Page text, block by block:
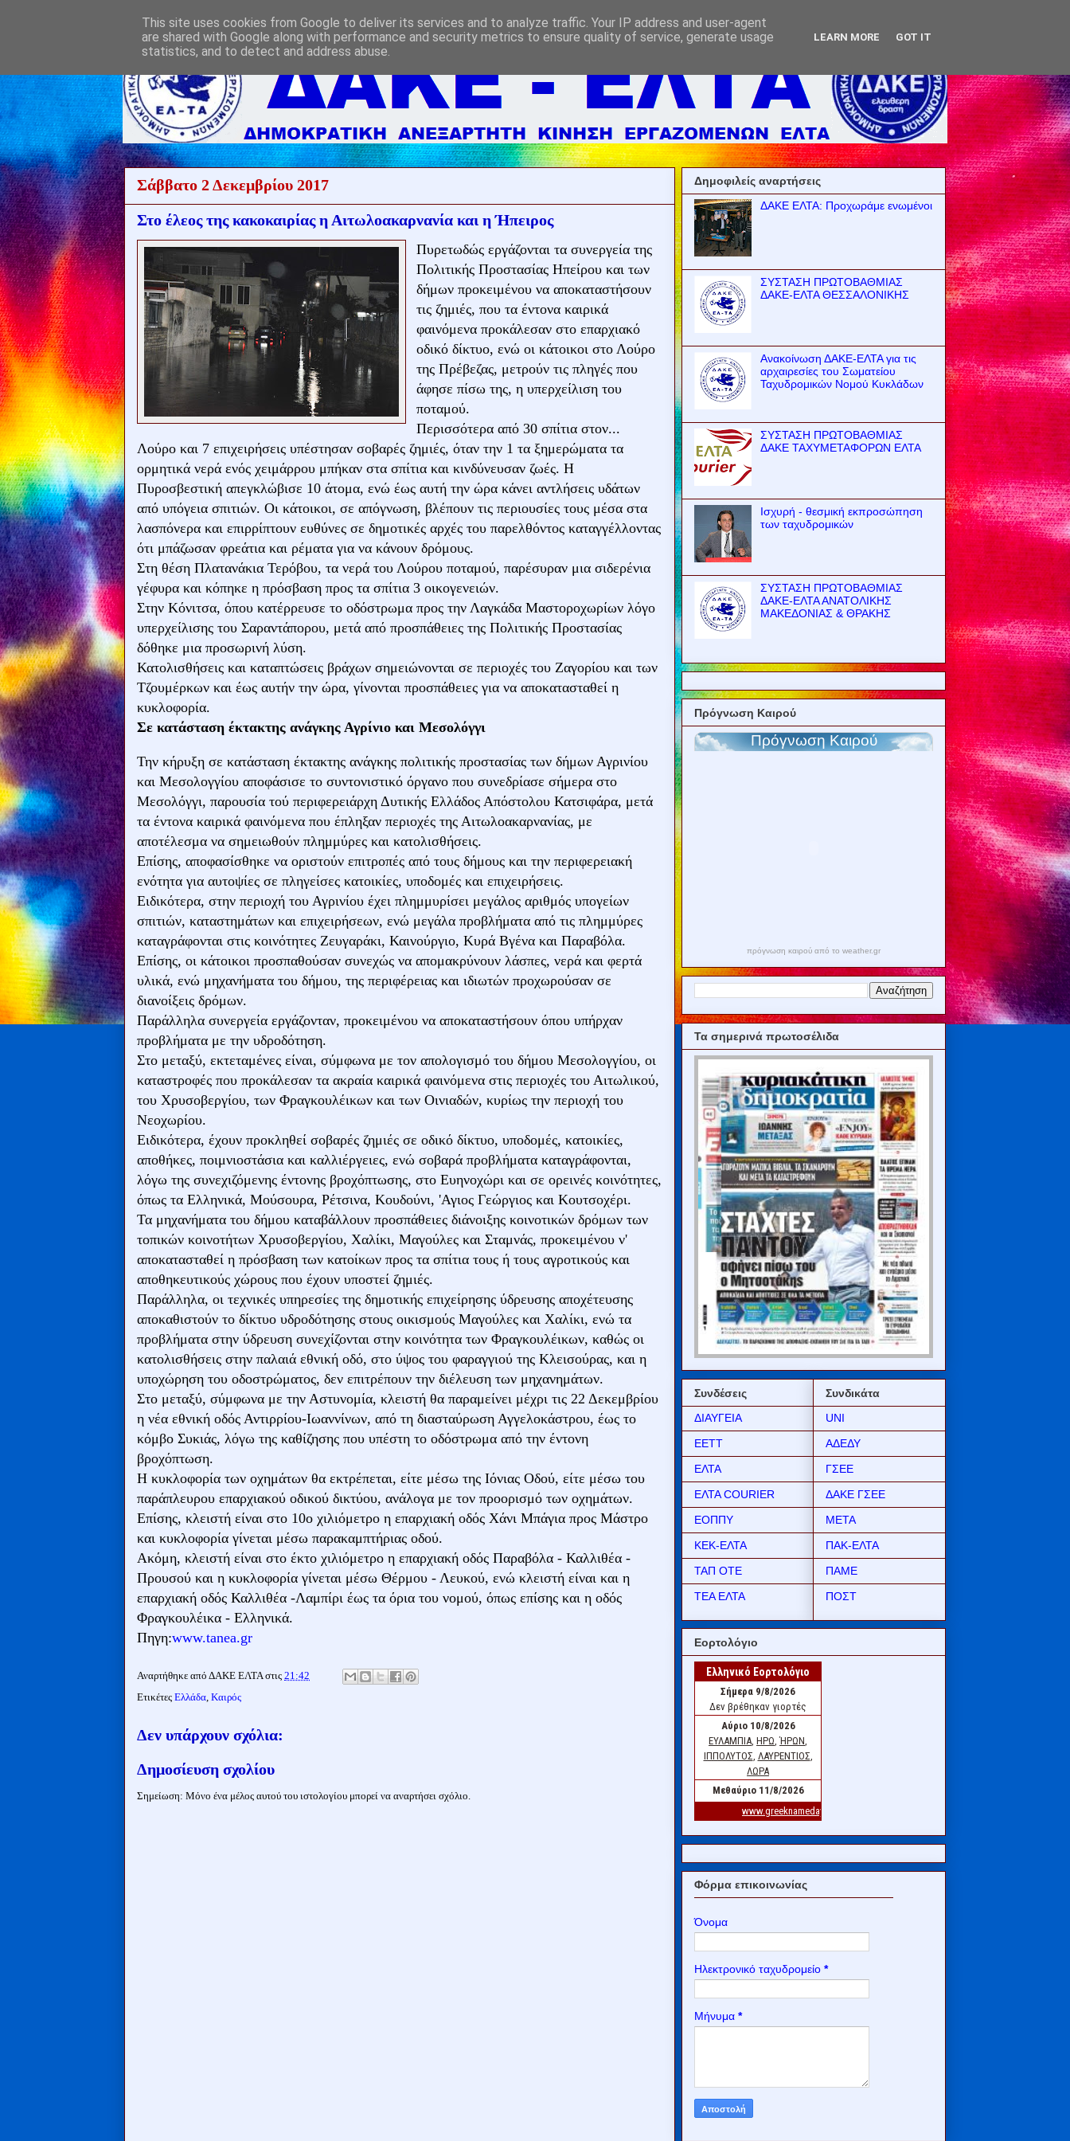
Σάββατο 2 Δεκεμβρίου 2017
Στο έλεος της κακοκαιρίας η Αιτωλοακαρνανία και η Ήπειρος
Πυρετωδώς εργάζονται τα συνεργεία της
Πολιτικής Προστασίας Ηπείρου και των
δήμων προκειμένου να αποκαταστήσουν
τις ζημιές, που τα έντονα καιρικά
φαινόμενα προκάλεσαν στο επαρχιακό
οδικό δίκτυο, ενώ οι κάτοικοι στο Λούρο
της Πρέβεζας, μετρούν τις πληγές που
άφησε πίσω της, η υπερχείλιση του
ποταμού.
Περισσότερα από 30 σπίτια στον...
Λούρο και 7 επιχειρήσεις υπέστησαν σοβαρές ζημιές, όταν την 1 τα ξημερώματα τα
ορμητικά νερά ενός χειμάρρου μπήκαν στα σπίτια και κινδύνευσαν ζωές. Η
Πυροσβεστική απεγκλώβισε 10 άτομα, ενώ έως αυτή την ώρα κάνει αντλήσεις υδάτων
από υπόγεια σπιτιών. Οι κάτοικοι, σε απόγνωση, βλέπουν τις περιουσίες τους μέσα στα
λασπόνερα και επιρρίπτουν ευθύνες σε δημοτικές αρχές του παρελθόντος καταγγέλλοντας
ότι μπάζωσαν φρεάτια και ρέματα για να κάνουν δρόμους.
Στη θέση Πλατανάκια Τερόβου, τα νερά του Λούρου ποταμού, παρέσυραν μια σιδερένια
γέφυρα και κόπηκε η πρόσβαση προς τα σπίτια 3 οικογενειών.
Στην Κόνιτσα, όπου κατέρρευσε το οδόστρωμα προς την Λαγκάδα Μαστοροχωρίων λόγο
υπερχείλισης του Σαραντάπορου, μετά από προσπάθειες της Πολιτικής Προστασίας
δόθηκε μια προσωρινή λύση.
Κατολισθήσεις και καταπτώσεις βράχων σημειώνονται σε περιοχές του Ζαγορίου και των
Τζουμέρκων και έως αυτήν την ώρα, γίνονται προσπάθειες για να αποκατασταθεί η
κυκλοφορία.
Σε κατάσταση έκτακτης ανάγκης Αγρίνιο και Μεσολόγγι
Την κήρυξη σε κατάσταση έκτακτης ανάγκης πολιτικής προστασίας των δήμων Αγρινίου
και Μεσολογγίου αποφάσισε το συντονιστικό όργανο που συνεδρίασε σήμερα στο
Μεσολόγγι, παρουσία τού περιφερειάρχη Δυτικής Ελλάδος Απόστολου Κατσιφάρα, μετά
τα έντονα καιρικά φαινόμενα που έπληξαν περιοχές της Αιτωλοακαρνανίας, με
αποτέλεσμα να σημειωθούν πλημμύρες και κατολισθήσεις.
Επίσης, αποφασίσθηκε να οριστούν επιτροπές από τους δήμους και την περιφερειακή
ενότητα για αυτοψίες σε πληγείσες κατοικίες, υποδομές και επιχειρήσεις.
Ειδικότερα, στην περιοχή του Αγρινίου έχει πλημμυρίσει μεγάλος αριθμός υπογείων
σπιτιών, καταστημάτων και επιχειρήσεων, ενώ μεγάλα προβλήματα από τις πλημμύρες
καταγράφονται στις κοινότητες Ζευγαράκι, Καινούργιο, Κυρά Βγένα και Παραβόλα.
Επίσης, οι κάτοικοι προσπαθούσαν συνεχώς να απομακρύνουν λάσπες, νερά και φερτά
υλικά, ενώ μηχανήματα του δήμου, της περιφέρειας και ιδιωτών προχωρούσαν σε
διανοίξεις δρόμων.
Παράλληλα συνεργεία εργάζονταν, προκειμένου να αποκαταστήσουν όπου υπήρχαν
προβλήματα με την υδροδότηση.
Στο μεταξύ, εκτεταμένες είναι, σύμφωνα με τον απολογισμό του δήμου Μεσολογγίου, οι
καταστροφές που προκάλεσαν τα ακραία καιρικά φαινόμενα στις περιοχές του Αιτωλικού,
του Χρυσοβεργίου, των Φραγκουλέικων και των Οινιαδών, κυρίως την περιοχή του
Νεοχωρίου.
Ειδικότερα, έχουν προκληθεί σοβαρές ζημιές σε οδικό δίκτυο, υποδομές, κατοικίες,
αποθήκες, ποιμνιοστάσια και καλλιέργειες, ενώ σοβαρά προβλήματα καταγράφονται,
λόγω της συνεχιζόμενης έντονης βροχόπτωσης, στο Ευηνοχώρι και σε ορεινές κοινότητες,
όπως τα Ελληνικά, Μούσουρα, Ρέτσινα, Κουδούνι, 'Αγιος Γεώργιος και Κουτσοχέρι.
Τα μηχανήματα του δήμου καταβάλλουν προσπάθειες διάνοιξης κοινοτικών δρόμων των
τοπικών κοινοτήτων Χρυσοβεργίου, Χαλίκι, Μαγούλες και Σταμνάς, προκειμένου ν'
αποκατασταθεί η πρόσβαση των κατοίκων προς τα σπίτια τους ή τους αγροτικούς και
αποθηκευτικούς χώρους που έχουν υποστεί ζημιές.
Παράλληλα, οι τεχνικές υπηρεσίες της δημοτικής επιχείρησης ύδρευσης αποχέτευσης
αποκαθιστούν το δίκτυο υδροδότησης στους οικισμούς Μαγούλες και Χαλίκι, ενώ τα
προβλήματα στην ύδρευση συνεχίζονται στην κοινότητα των Φραγκουλέικων, καθώς οι
κατολισθήσεις στην παλαιά εθνική οδό, στο ύψος του φαραγγιού της Κλεισούρας, και η
υποχώρηση του οδοστρώματος, δεν επιτρέπουν την διέλευση των μηχανημάτων.
Στο μεταξύ, σύμφωνα με την Αστυνομία, κλειστή θα παραμείνει μέχρι τις 22 Δεκεμβρίου
η νέα εθνική οδός Αντιρρίου-Ιωαννίνων, από τη διασταύρωση Αγγελοκάστρου, έως το
κόμβο Συκιάς, λόγω της καθίζησης που υπέστη το οδόστρωμα από την έντονη
βροχόπτωση.
Η κυκλοφορία των οχημάτων θα εκτρέπεται, είτε μέσω της Ιόνιας Οδού, είτε μέσω του
παράπλευρου επαρχιακού οδικού δικτύου, ανάλογα με τον προορισμό των οχημάτων.
Επίσης, κλειστή είναι στο 10ο χιλιόμετρο η επαρχιακή οδός Χάνι Μπάγια προς Μάστρο
και κυκλοφορία γίνεται μέσω παρακαμπτήριας οδού.
Ακόμη, κλειστή είναι στο έκτο χιλιόμετρο η επαρχιακή οδός Παραβόλα - Καλλιθέα -
Προυσού και η κυκλοφορία γίνεται μέσω Θέρμου - Λευκού, ενώ κλειστή είναι και η
επαρχιακή οδός Καλλιθέα -Λαμπίρι έως τα όρια του νομού, όπως επίσης και η οδός
Φραγκουλέικα - Ελληνικά.
Πηγη:www.tanea.gr
Αναρτήθηκε από ΔΑΚΕ ΕΛΤΑ στις 21:42
Ετικέτες Ελλάδα, Καιρός
Δεν υπάρχουν σχόλια:
Δημοσίευση σχολίου
Σημείωση: Μόνο ένα μέλος αυτού του ιστολογίου μπορεί να αναρτήσει σχόλιο.
Δημοφιλείς αναρτήσεις
ΔΑΚΕ ΕΛΤΑ: Προχωράμε ενωμένοι
ΣΥΣΤΑΣΗ ΠΡΩΤΟΒΑΘΜΙΑΣ
ΔΑΚΕ-ΕΛΤΑ ΘΕΣΣΑΛΟΝΙΚΗΣ
Ανακοίνωση ΔΑΚΕ-ΕΛΤΑ για τις
αρχαιρεσίες του Σωματείου
Ταχυδρομικών Νομού Κυκλάδων
ΣΥΣΤΑΣΗ ΠΡΩΤΟΒΑΘΜΙΑΣ
ΔΑΚΕ ΤΑΧΥΜΕΤΑΦΟΡΩΝ ΕΛΤΑ
Ισχυρή - θεσμική εκπροσώπηση
των ταχυδρομικών
ΣΥΣΤΑΣΗ ΠΡΩΤΟΒΑΘΜΙΑΣ
ΔΑΚΕ-ΕΛΤΑ ΑΝΑΤΟΛΙΚΗΣ
ΜΑΚΕΔΟΝΙΑΣ & ΘΡΑΚΗΣ
Πρόγνωση Καιρού
πρόγνωση καιρού από το weather.gr
Τα σημερινά πρωτοσέλιδα
Συνδέσεις
ΔΙΑΥΓΕΙΑ
ΕΕΤΤ
ΕΛΤΑ
ΕΛΤΑ COURIER
ΕΟΠΠΥ
ΚΕΚ-ΕΛΤΑ
ΤΑΠ ΟΤΕ
ΤΕΑ ΕΛΤΑ
Συνδικάτα
UNI
ΑΔΕΔΥ
ΓΣΕΕ
ΔΑΚΕ ΓΣΕΕ
ΜΕΤΑ
ΠΑΚ-ΕΛΤΑ
ΠΑΜΕ
ΠΟΣΤ
Εορτολόγιο
Φόρμα επικοινωνίας
Όνομα
Ηλεκτρονικό ταχυδρομείο *
Μήνυμα *
This site uses cookies from Google to deliver its services and to analyze traffic. Your IP address and user-agent
are shared with Google along with performance and security metrics to ensure quality of service, generate usage
statistics, and to detect and address abuse.
LEARN MORE GOT IT